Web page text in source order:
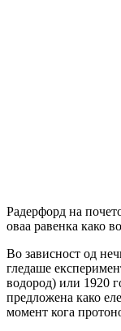
Радерфорд на
оваа равенка како
Во зависност од
гледаше
водород) или 1920
предложена како
момент кога